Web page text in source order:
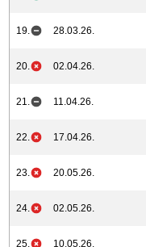
19. 28.03.26.
20. 02.04.26.
21. 11.04.26.
22. 17.04.26.
23. 20.05.26.
24. 02.05.26.
25. 10.05.26.